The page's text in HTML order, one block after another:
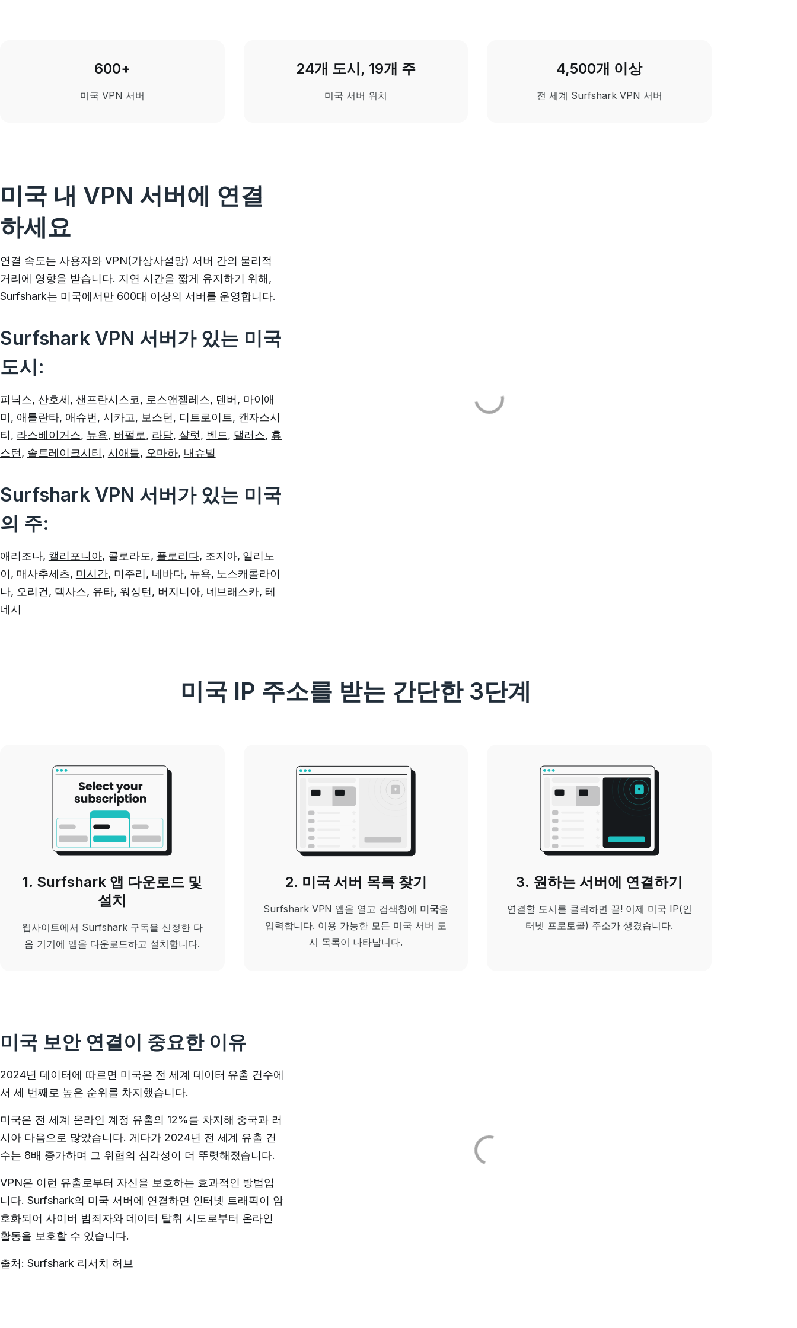
600+
미국 VPN 서버
24개 도시, 19개 주
미국 서버 위치
4,500개 이상
전 세계 Surfshark VPN 서버
미국 내 VPN 서버에 연결
하세요
연결 속도는 사용자와 VPN(가상사설망) 서버 간의 물리적
거리에 영향을 받습니다. 지연 시간을 짧게 유지하기 위해,
Surfshark는 미국에서만 600대 이상의 서버를 운영합니다.
Surfshark VPN 서버가 있는 미국
도시:
피닉스, 산호세, 샌프란시스코, 로스앤젤레스, 덴버, 마이애
미, 애틀란타, 애슈번, 시카고, 보스턴, 디트로이트, 캔자스시
티, 라스베이거스, 뉴욕, 버펄로, 라담, 샬럿, 벤드, 댈러스, 휴
스턴, 솔트레이크시티, 시애틀, 오마하, 내슈빌
Surfshark VPN 서버가 있는 미국
의 주:
애리조나, 캘리포니아, 콜로라도, 플로리다, 조지아, 일리노
이, 매사추세츠, 미시간, 미주리, 네바다, 뉴욕, 노스캐롤라이
나, 오리건, 텍사스, 유타, 워싱턴, 버지니아, 네브래스카, 테
네시
미국 IP 주소를 받는 간단한 3단계
1. Surfshark 앱 다운로드 및
설치
웹사이트에서 Surfshark 구독을 신청한 다
음 기기에 앱을 다운로드하고 설치합니다.
2. 미국 서버 목록 찾기
Surfshark VPN 앱을 열고 검색창에 미국을
입력합니다. 이용 가능한 모든 미국 서버 도
시 목록이 나타납니다.
3. 원하는 서버에 연결하기
연결할 도시를 클릭하면 끝! 이제 미국 IP(인
터넷 프로토콜) 주소가 생겼습니다.
미국 보안 연결이 중요한 이유
2024년 데이터에 따르면 미국은 전 세계 데이터 유출 건수에
서 세 번째로 높은 순위를 차지했습니다.
미국은 전 세계 온라인 계정 유출의 12%를 차지해 중국과 러
시아 다음으로 많았습니다. 게다가 2024년 전 세계 유출 건
수는 8배 증가하며 그 위협의 심각성이 더 뚜렷해졌습니다.
VPN은 이런 유출로부터 자신을 보호하는 효과적인 방법입
니다. Surfshark의 미국 서버에 연결하면 인터넷 트래픽이 암
호화되어 사이버 범죄자와 데이터 탈취 시도로부터 온라인
활동을 보호할 수 있습니다.
출처: Surfshark 리서치 허브